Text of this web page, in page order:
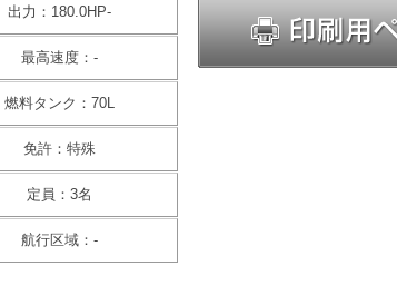
出力：180.0HP-
最高速度：-
燃料タンク：70L
免許：特殊
定員：3名
航行区域：-